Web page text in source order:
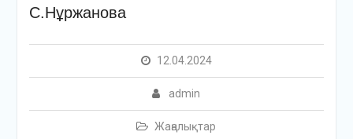
С.Нұржанова
12.04.2024
admin
Жаңалықтар